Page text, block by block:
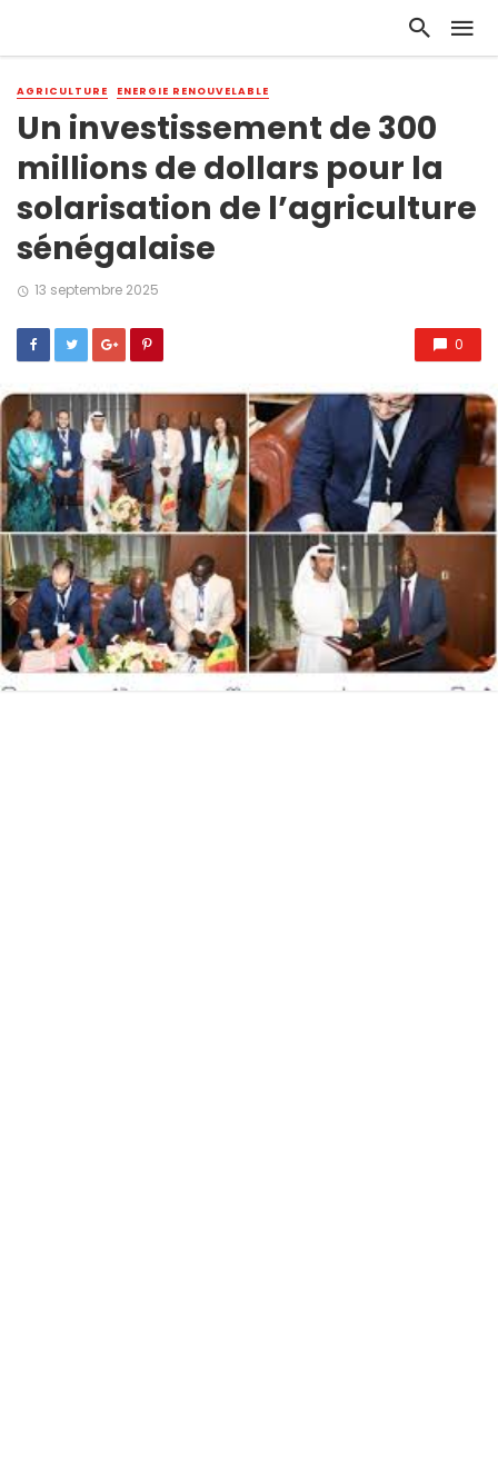
AGRICULTURE ENERGIE RENOUVELABLE
Un investissement de 300
millions de dollars pour la
solarisation de l’agriculture
sénégalaise
13 septembre 2025
0